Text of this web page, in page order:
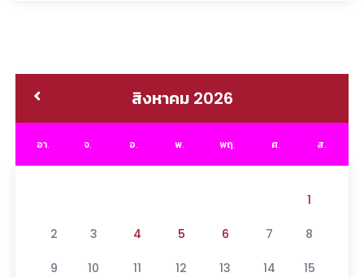
สิงหาคม 2026
อา. จ. อ. พ. พฤ. ศ. ส.
1
2 3 4 5 6 7 8
9 10 11 12 13 14 15